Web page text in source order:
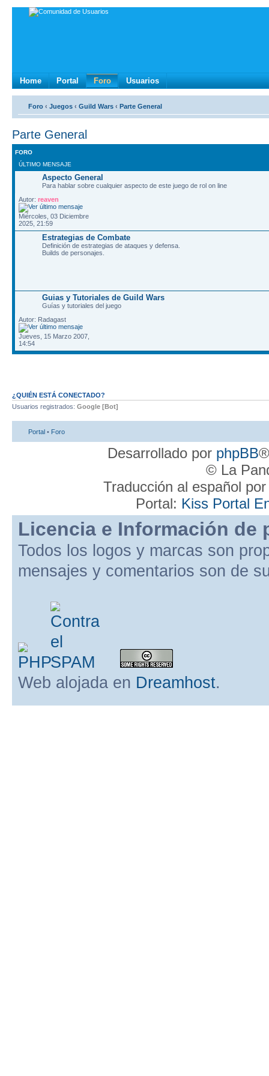
Home Portal Foro Usuarios
Foro ‹ Juegos ‹ Guild Wars ‹ Parte General
Parte General
FORO
ÚLTIMO MENSAJE
Aspecto General
Para hablar sobre cualquier aspecto de este juego de rol on line
Autor: reaven
Miércoles, 03 Diciembre
2025, 21:59
Estrategias de Combate
Definición de estrategias de ataques y defensa.
Builds de personajes.
Guias y Tutoriales de Guild Wars
Guí­as y tutoriales del juego
Autor: Radagast
Jueves, 15 Marzo 2007,
14:54
¿QUIÉN ESTÁ CONECTADO?
Usuarios registrados: Google [Bot]
Portal • Foro
Desarrollado por phpBB
© La
Traducción al español
Portal: Kiss Portal
Licencia e Información de
Todos los logos y marcas son
mensajes y comentarios son de
Web alojada en Dreamhost.